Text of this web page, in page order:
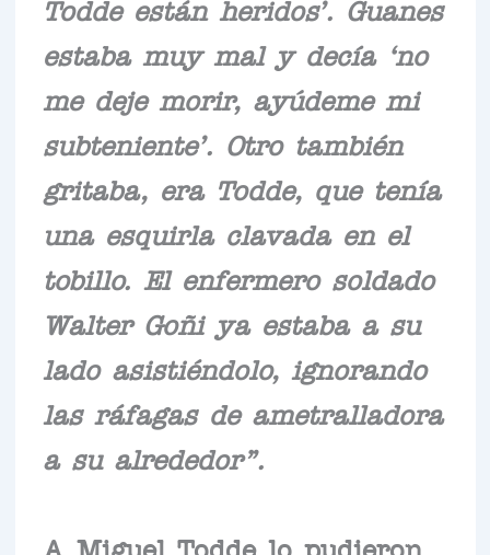
Todde están heridos’. Guanes
estaba muy mal y decía ‘no
me deje morir, ayúdeme mi
subteniente’. Otro también
gritaba, era Todde, que tenía
una esquirla clavada en el
tobillo. El enfermero soldado
Walter Goñi ya estaba a su
lado asistiéndolo, ignorando
las ráfagas de ametralladora
a su alrededor”.
A Miguel Todde lo pudieron